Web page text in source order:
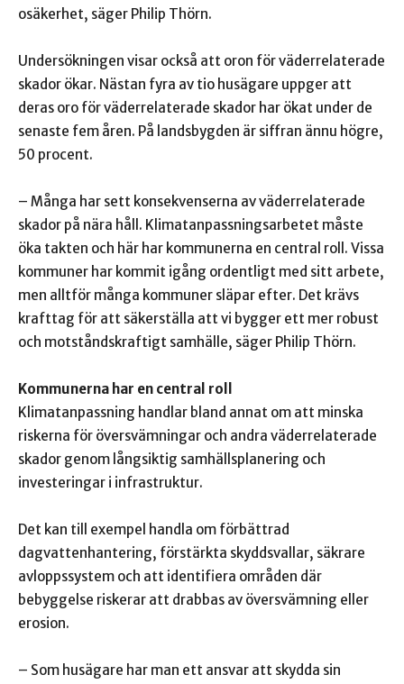
osäkerhet, säger Philip Thörn.
Undersökningen visar också att oron för väderrelaterade
skador ökar. Nästan fyra av tio husägare uppger att
deras oro för väderrelaterade skador har ökat under de
senaste fem åren. På landsbygden är siffran ännu högre,
50 procent.
– Många har sett konsekvenserna av väderrelaterade
skador på nära håll. Klimatanpassningsarbetet måste
öka takten och här har kommunerna en central roll. Vissa
kommuner har kommit igång ordentligt med sitt arbete,
men alltför många kommuner släpar efter. Det krävs
krafttag för att säkerställa att vi bygger ett mer robust
och motståndskraftigt samhälle, säger Philip Thörn.
Kommunerna har en central roll
Klimatanpassning handlar bland annat om att minska
riskerna för översvämningar och andra väderrelaterade
skador genom långsiktig samhällsplanering och
investeringar i infrastruktur.
Det kan till exempel handla om förbättrad
dagvattenhantering, förstärkta skyddsvallar, säkrare
avloppssystem och att identifiera områden där
bebyggelse riskerar att drabbas av översvämning eller
erosion.
– Som husägare har man ett ansvar att skydda sin